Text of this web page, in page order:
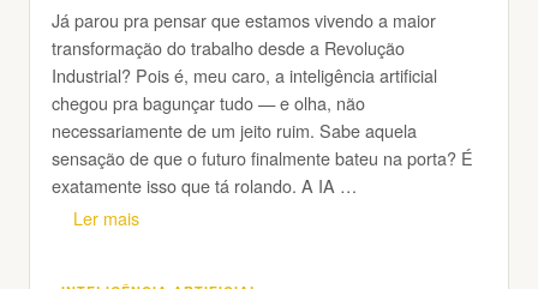
Já parou pra pensar que estamos vivendo a maior
transformação do trabalho desde a Revolução
Industrial? Pois é, meu caro, a inteligência artificial
chegou pra bagunçar tudo — e olha, não
necessariamente de um jeito ruim. Sabe aquela
sensação de que o futuro finalmente bateu na porta? É
exatamente isso que tá rolando. A IA …
Ler mais